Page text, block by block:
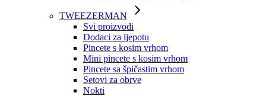
TWEEZERMAN
Svi proizvodi
Dodaci za ljepotu
Pincete s kosim vrhom
Mini pincete s kosim vrhom
Pincete sa špičastim vrhom
Setovi za obrve
Nokti